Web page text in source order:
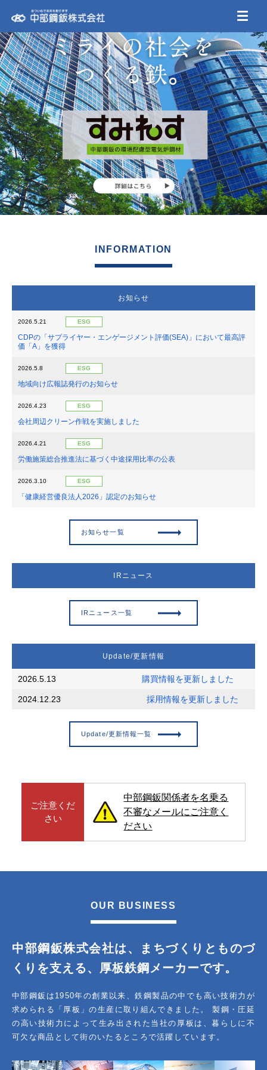
INFORMATION
お知らせ
2026.5.21 ESG
CDPの「サプライヤー・エンゲージメント評価(SEA)」において最高評
価「A」を獲得
2026.5.8 ESG
地域向け広報誌発行のお知らせ
2026.4.23 ESG
会社周辺クリーン作戦を実施しました
2026.4.21 ESG
労働施策総合推進法に基づく中途採用比率の公表
2026.3.10 ESG
「健康経営優良法人2026」認定のお知らせ
お知らせ一覧
IRニュース
IRニュース一覧
Update/更新情報
2026.5.13 購買情報を更新しました
2024.12.23 採用情報を更新しました
Update/更新情報一覧
ご注意くだ
さい
中部鋼鈑関係者を名乗る
不審なメールにご注意く
ださい
OUR BUSINESS
中部鋼鈑株式会社は、まちづくりとものづ
くりを支える 、 厚板鉄鋼メーカーです。
中部鋼鈑は1950年の創業以来、鉄鋼製品の中でも高い技術力が
求められる「厚板」の生産に取り組んできました。
製鋼・圧延
の高い技術力によって生み出された当社の厚板は、暮らしに不
可欠な商品として街のいたるところで活躍しています。